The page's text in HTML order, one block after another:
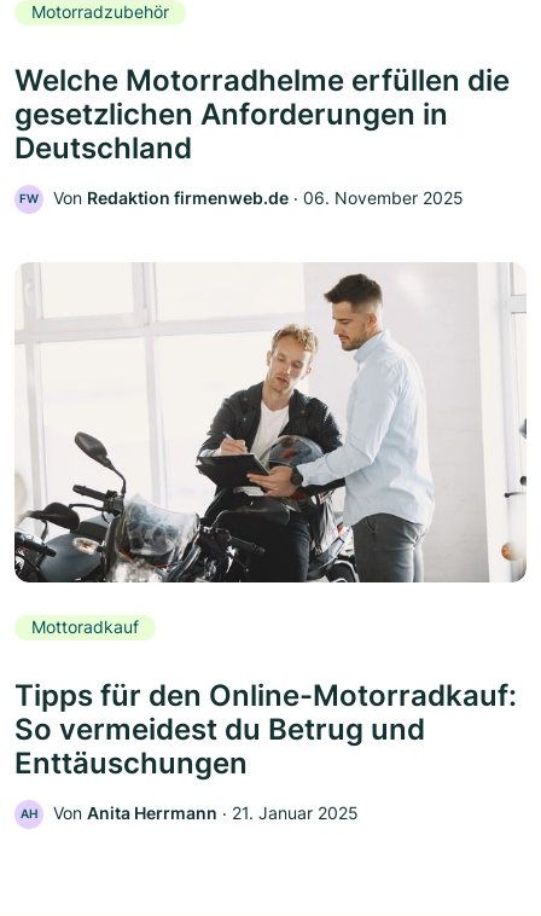
Motorradzubehör
Welche Motorradhelme erfüllen die
gesetzlichen Anforderungen in
Deutschland
FW Von Redaktion firmenweb.de ‧ 06. November 2025
Mottoradkauf
Tipps für den Online-Motorradkauf:
So vermeidest du Betrug und
Enttäuschungen
AH Von Anita Herrmann ‧ 21. Januar 2025